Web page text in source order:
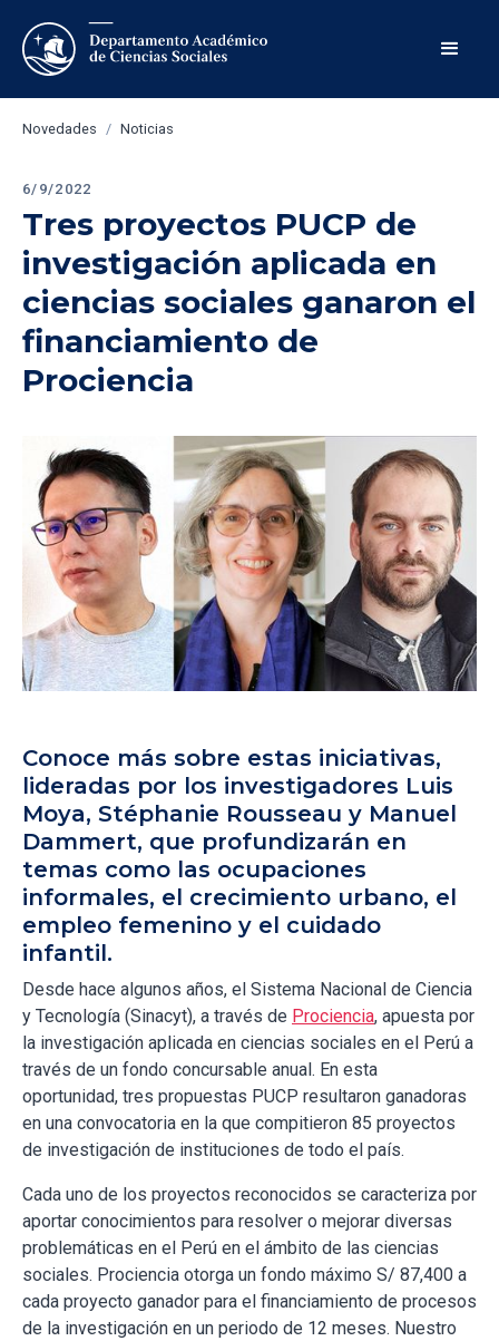
Novedades / Noticias
6/9/2022
Tres proyectos PUCP de
investigación aplicada en
ciencias sociales ganaron el
financiamiento de
Prociencia
Conoce más sobre estas iniciativas,
lideradas por los investigadores Luis
Moya, Stéphanie Rousseau y Manuel
Dammert, que profundizarán en
temas como las ocupaciones
informales, el crecimiento urbano, el
empleo femenino y el cuidado
infantil.
Desde hace algunos años, el Sistema Nacional de Ciencia
y Tecnología (Sinacyt), a través de Prociencia, apuesta por
la investigación aplicada en ciencias sociales en el Perú a
través de un fondo concursable anual. En esta
oportunidad, tres propuestas PUCP resultaron ganadoras
en una convocatoria en la que compitieron 85 proyectos
de investigación de instituciones de todo el país.
Cada uno de los proyectos reconocidos se caracteriza por
aportar conocimientos para resolver o mejorar diversas
problemáticas en el Perú en el ámbito de las ciencias
sociales. Prociencia otorga un fondo máximo S/ 87,400 a
cada proyecto ganador para el financiamiento de procesos
de la investigación en un periodo de 12 meses. Nuestro